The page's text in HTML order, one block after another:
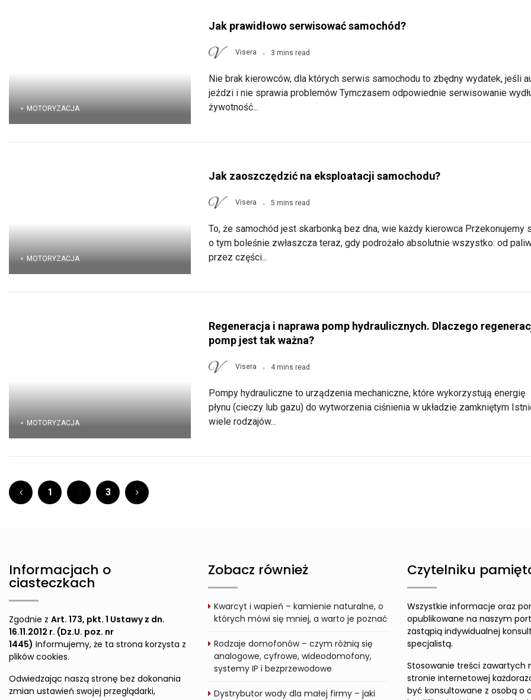
MOTORYZACJA
Jak prawidłowo serwisować samochód?
Visera 3 mins read
Nie brak kierowców, dla których serwis samochodu to zbędny wydatek, jeśli
jeździ i nie sprawia problemów Tymczasem odpowiednie serwisowanie
żywotność...
MOTORYZACJA
Jak zaoszczędzić na eksploatacji samochodu?
Visera 5 mins read
To, że samochód jest skarbonką bez dna, wie każdy kierowca Przekonujemy
o tym boleśnie zwłaszcza teraz, gdy podrożało absolutnie wszystko: od
przez części...
MOTORYZACJA
Regeneracja i naprawa pomp hydraulicznych. Dlaczego
pomp jest tak ważna?
Visera 4 mins read
Pompy hydrauliczne to urządzenia mechaniczne, które wykorzystują energię
płynu (cieczy lub gazu) do wytworzenia ciśnienia w układzie zamkniętym
wiele rodzajów...
1 3
Informacjach o
ciasteczkach
Zgodnie z Art. 173, pkt. 1 Ustawy z dn.
16.11.2012 r. (Dz.U. poz. nr
1445) Informujemy, że ta strona korzysta z
plików cookies.
Odwiedzając naszą stronę bez dokonania
zmian ustawień swojej przeglądarki,
Zobacz również
Kwarcyt i wapień – kamienie naturalne, o
których mówi się mniej, a warto je poznać
Rodzaje domofonów – czym różnią się
analogowe, cyfrowe, wideodomofony,
systemy IP i bezprzewodowe
Dystrybutor wody dla małej firmy – jaki
Czytelniku
Wszystkie informacje oraz
opublikowane na naszym
zastąpią indywidualnej
specjalistą.
Stosowanie treści zawartych
stronie internetowej
być konsultowane z osobą o